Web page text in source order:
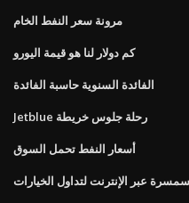
مرونة سعر النفط الخام
كم دولار لنا هو قيمة اليورو
الفائدة السنوية حاسبة الفائدة
Jetblue رحلة جلوس خريطة
أسعار النفط تحمل السوق
عبر الإنترنت لتداول الخيارات